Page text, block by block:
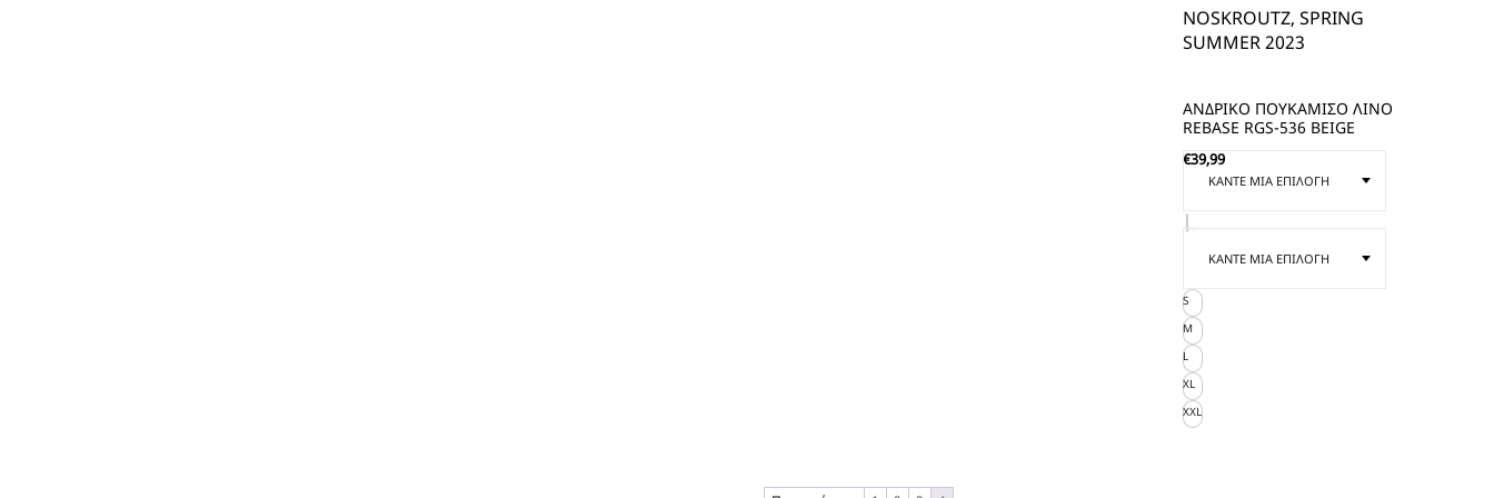
NOSKROUTZ, SPRING
SUMMER 2023
ΑΝΔΡΙΚΟ ΠΟΥΚΑΜΙΣΟ ΛΙΝΟ
REBASE RGS-536 BEIGE
€39,99
S
M
L
XL
XXL